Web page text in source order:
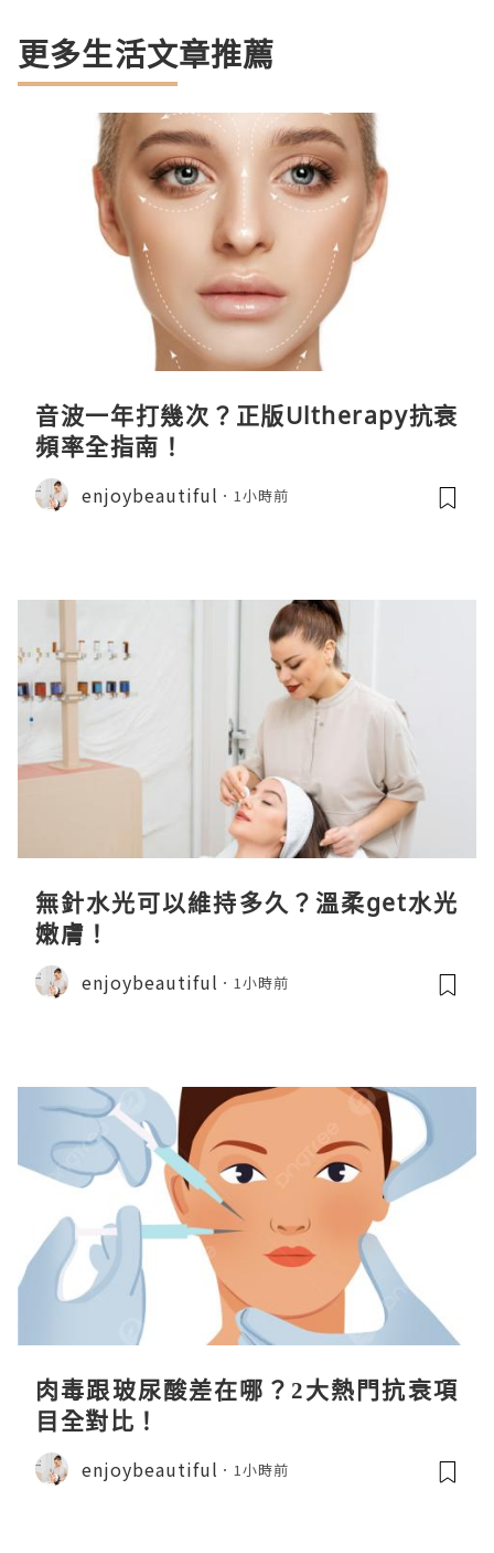
更多生活文章推薦
音波一年打幾次？正版Ultherapy抗衰
頻率全指南！
enjoybeautiful 1小時前
無針水光可以維持多久？溫柔get水光
嫩膚！
enjoybeautiful 1小時前
肉毒跟玻尿酸差在哪？2大熱門抗衰項
目全對比！
enjoybeautiful 1小時前